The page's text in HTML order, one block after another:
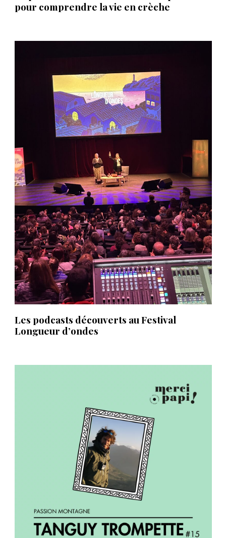
pour comprendre la vie en crèche
Les podcasts découverts au Festival
Longueur d’ondes